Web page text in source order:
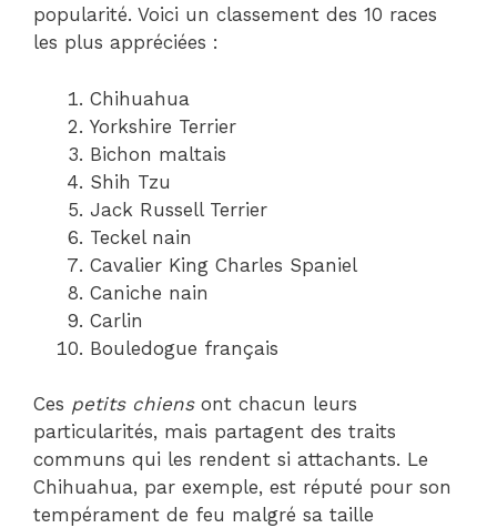
popularité. Voici un classement des 10 races
les plus appréciées :
Chihuahua
Yorkshire Terrier
Bichon maltais
Shih Tzu
Jack Russell Terrier
Teckel nain
Cavalier King Charles Spaniel
Caniche nain
Carlin
Bouledogue français
Ces petits chiensont chacun leurs
particularités, mais partagent des traits
communs qui les rendent si attachants. Le
Chihuahua, par exemple, est réputé pour son
tempérament de feu malgré sa taille